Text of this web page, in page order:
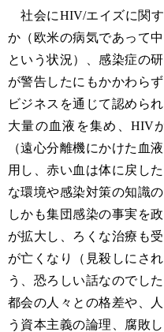
社会にHIV/エイズに関
か（欧米の病気であって
という状況）、感染症の
が警告したにもかかわら
ビジネスを通じて認めら
大量の血液を集め、HIV
（遠心分離機にかけた血
用し、赤い血は体に戻し
な環境や感染対策の知識
しかも集団感染の事実を
が拡大し、ろくな治療も
が亡くなり（見殺しにさ
う、恐ろしい話なのでし
都会の人々との格差や、
う資本主義の論理、腐敗